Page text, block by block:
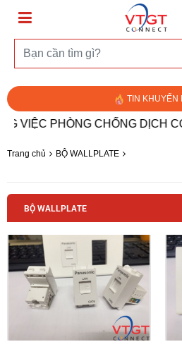
TIN KHUYẾN
PHÒNG CHỐNG DỊCH
Trang chủ BỘ WALLPLATE
BỘ WALLPLATE